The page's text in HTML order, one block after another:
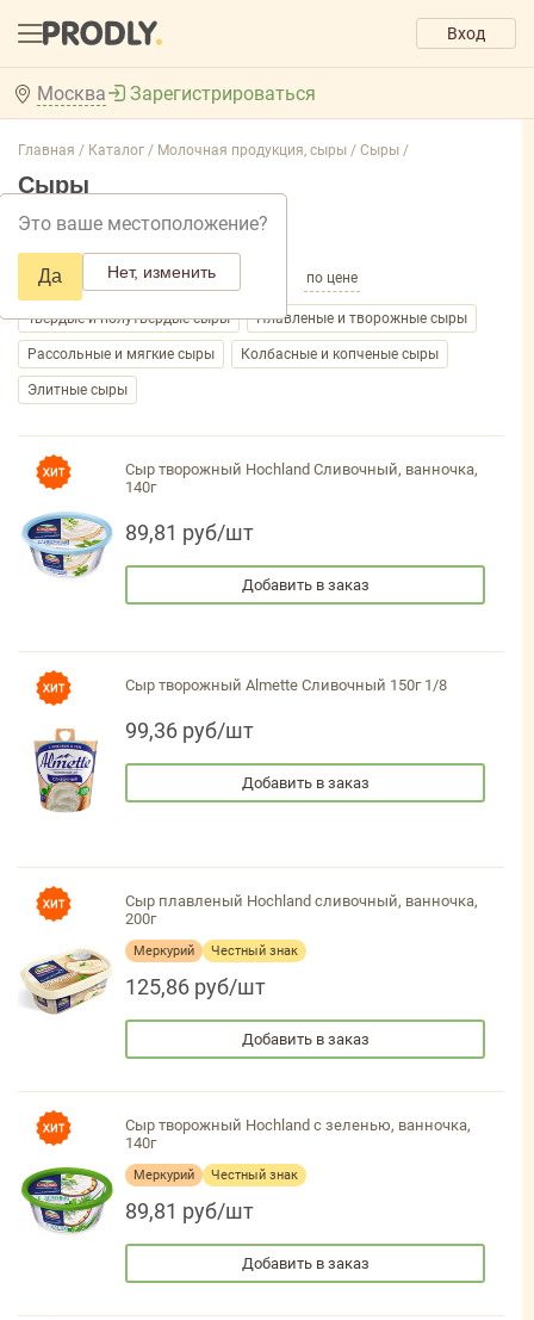
Вход
Москва
Это ваше местоположение?
Да Нет, изменить
Зарегистрироваться
Главная / Каталог / Молочная продукция, сыры / Сыры /
Сыры
Добавить фильтр товаров
по популярности по названию по цене
Твердые и полутвердые сыры Плавленые и творожные сыры
Рассольные и мягкие сыры Колбасные и копченые сыры
Элитные сыры
Сыр творожный Hochland Сливочный, ванночка,
140г
89,81 руб/шт
Добавить в заказ
Сыр творожный Almette Сливочный 150г 1/8
99,36 руб/шт
Добавить в заказ
Сыр плавленый Hochland сливочный, ванночка,
200г
Меркурий Честный знак
125,86 руб/шт
Добавить в заказ
Сыр творожный Hochland с зеленью, ванночка,
140г
Меркурий Честный знак
89,81 руб/шт
Добавить в заказ